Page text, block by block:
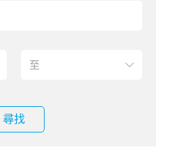
尋找